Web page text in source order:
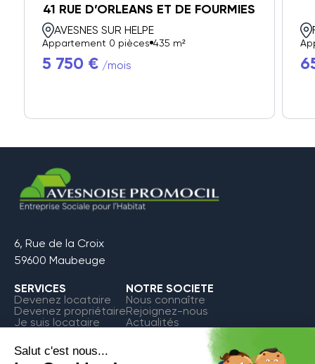
41 RUE D’ORLEANS ET DE FOURMIES
AVESNES SUR HELPE
Appartement 0 pièces 435 m²
5 750 € /mois
6, Rue de la Croix
59600 Maubeuge
SERVICES
Devenez locataire
Devenez propriétaire
Je suis locataire
NOTRE SOCIETE
Nous connaître
Rejoignez-nous
Actualités